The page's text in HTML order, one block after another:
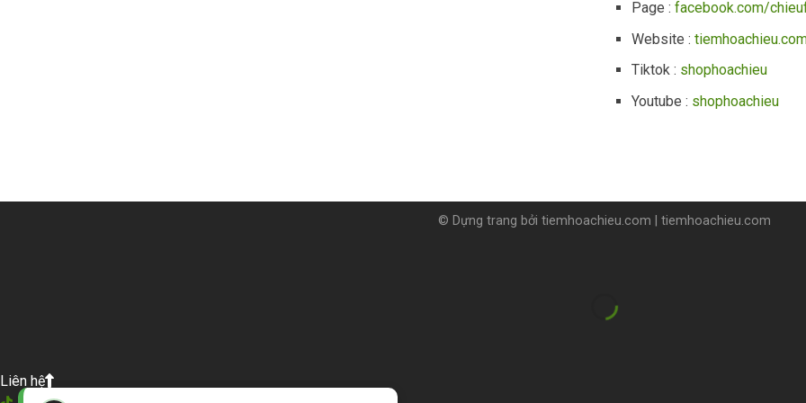
Page :facebook.com/
Website :
Tiktok : shophoachieu
Youtube : shophoachieu
© Dựng trang bởi tiemhoachieu.com tiemhoachieu.com
Liên hệ